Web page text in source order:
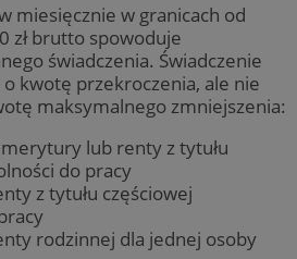
miesięcznie w granicach od
zł brutto spowoduje
świadczenia. Świadczenie
kwotę przekroczenia, ale nie
maksymalnego zmniejszenia:
lub renty z tytułu
do pracy
z tytułu częściowej
rodzinnej dla jednej osoby